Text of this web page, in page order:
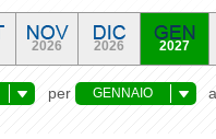
2026 2026 2027
per GENNAIO